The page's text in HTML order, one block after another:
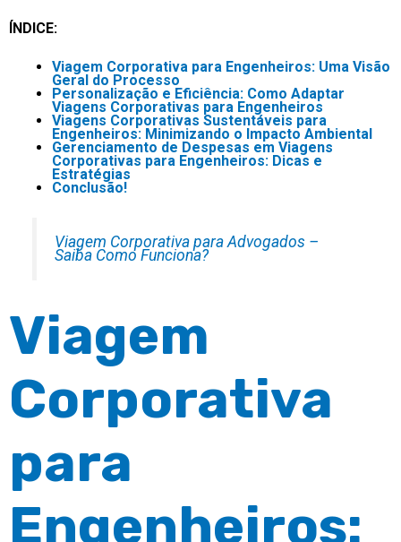
ÍNDICE:
Viagem Corporativa para Engenheiros: Uma Visão
Geral do Processo
Personalização e Eficiência: Como Adaptar
Viagens Corporativas para Engenheiros
Viagens Corporativas Sustentáveis para
Engenheiros: Minimizando o Impacto Ambiental
Gerenciamento de Despesas em Viagens
Corporativas para Engenheiros: Dicas e
Estratégias
Conclusão!
Viagem Corporativa para Advogados –
Saiba Como Funciona?
Viagem
Corporativa
para
Engenheiros: